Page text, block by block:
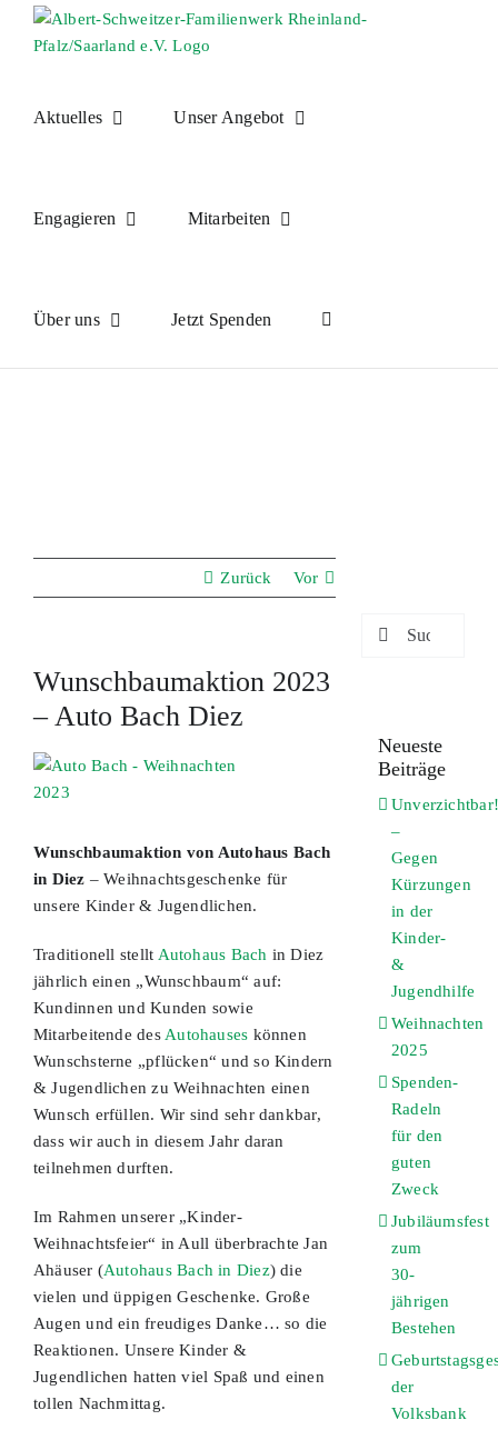
Aktuelles Unser Angebot
Engagieren Mitarbeiten
Über uns Jetzt Spenden
Zurück Vor
Wunschbaumaktion 2023
– Auto Bach Diez
Zeige
grösseres
Wunschbaumaktion von Autohaus Bach
in Diez – Weihnachtsgeschenke für
unsere Kinder & Jugendlichen.
Traditionell stellt Autohaus Bach in Diez
jährlich einen „Wunschbaum“ auf:
Kundinnen und Kunden sowie
Mitarbeitende desAutohauses können
Wunschsterne „pflücken“ und so Kindern
& Jugendlichen zu Weihnachten einen
Wunsch erfüllen. Wir sind sehr dankbar,
dass wir auch in diesem Jahr daran
teilnehmen durften.
Im Rahmen unserer „Kinder-
Weihnachtsfeier“ in Aull überbrachte Jan
Ahäuser (Autohaus Bach in Diez) die
vielen und üppigen Geschenke. Große
Augen und ein freudiges Danke… so die
Reaktionen. Unsere Kinder &
Jugendlichen hatten viel Spaß und einen
tollen Nachmittag.
Suche
Neueste
Beiträge
–
Gegen
Kürzungen
in der
Kinder-
&
Jugendhilfe
Weihnachten
2025
Spenden-
Radeln
für den
guten
Zweck
Jubiläumsfest
zum
30-
jährigen
Bestehen
der
Volksbank